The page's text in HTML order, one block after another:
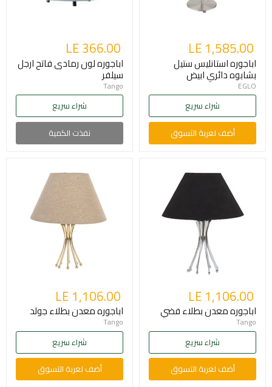
LE 1,585.00
اباجوره استانليس ستيل
بشابوه دائري ابيض
EGLO
شراء سريع
أضف لعربة التسوق
LE 366.00
اباجوره لون رمادى فاتح ارجل
سيلفر
Tango
شراء سريع
نفذت الكمية
LE 1,106.00
اباجوره معدن بطلاء فضي
Tango
شراء سريع
أضف لعربة التسوق
LE 1,106.00
اباجوره معدن بطلاء جولد
Tango
شراء سريع
أضف لعربة التسوق